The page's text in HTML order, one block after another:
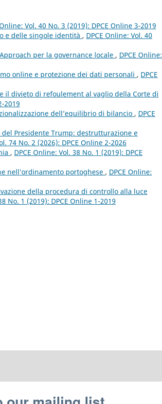
Vol. 40 No. 3 (2019): DPCE Online 3-2019
e delle singole identità , DPCE Online: Vol. 40
per la governance locale , DPCE Online:
online e protezione dei dati personali , DPCE
il divieto di refoulement al vaglio della Corte di
2019
dell’equilibrio di bilancio , DPCE
Presidente Trump: destrutturazione e
74 No. 2 (2026): DPCE Online 2-2026
, DPCE Online: Vol. 38 No. 1 (2019): DPCE
nell’ordinamento portoghese , DPCE Online:
della procedura di controllo alla luce
No. 1 (2019): DPCE Online 1-2019